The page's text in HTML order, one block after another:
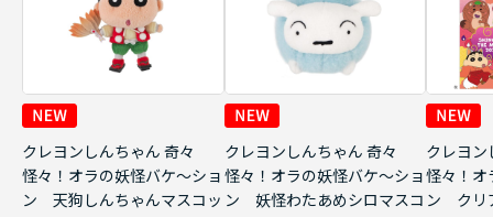
クレヨンしんちゃん 奇々
怪々！オラの妖怪バケ～ショ
ン 天狗しんちゃんマスコッ
クレヨンしんちゃん 奇々
怪々！オラの妖怪バケ～ショ
ン 妖怪わたあめシロマスコ
クレヨン
怪々！オ
ン クリ